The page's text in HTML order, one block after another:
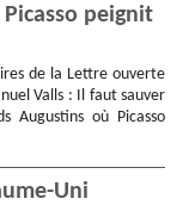
peignit
de la Lettre ouverte
Valls : Il faut sauver
Augustins où Picasso
Uni